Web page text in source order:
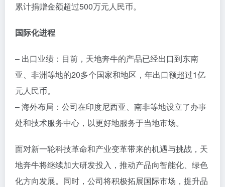
累计捐赠金额超过500万元人民币。
国际化进程
– 出口业绩：目前，天地奔牛的产品已经出口到东南
亚、非洲等地的20多个国家和地区，年出口额超过1亿
元人民币。
– 海外布局：公司在印度尼西亚、南非等地设立了办事
处和技术服务中心，以更好地服务于当地市场。
面对新一轮科技革命和产业变革带来的机遇与挑战，天
地奔牛将继续加大研发投入，推动产品向智能化、绿色
化方向发展。同时，公司将积极拓展国际市场，提升品